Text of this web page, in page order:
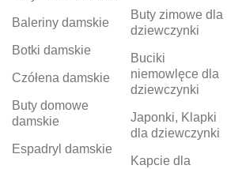
Baleriny damskie
Botki damskie
Czółena damskie
Buty domowe
damskie
Espadryl damskie
Buty zimowe dla
dziewczynki
Buciki
niemowlęce dla
dziewczynki
Japonki, Klapki
dla dziewczynki
Kapcie dla